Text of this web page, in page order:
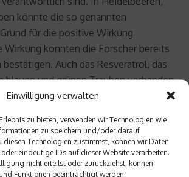
Einwilligung verwalten
zu bieten, verwenden wir Technologien wie
zu speichern und/oder darauf
diesen Technologien zustimmst, können wir Daten
eindeutige IDs auf dieser Website verarbeiten.
nicht erteilst oder zurückziehst, können
Funktionen beeinträchtigt werden.
könnte die so genannten
für die positive Wirkung
Wirkung konnten die Forscher bereits
bestätigen. Auch das Resveratrol, das
blauen und grünen Trauben vorhanden
mit Mäusen bereits deren
wieder einen neuen Grund, warum
auf unserem Speiseplan stehen sollte.